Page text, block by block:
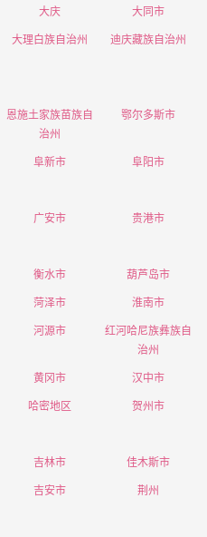
大庆
大同市
大理白族自治州
迪庆藏族自治州
恩施土家族苗族自
治州
鄂尔多斯市
阜新市
阜阳市
广安市
贵港市
衡水市
葫芦岛市
菏泽市
淮南市
河源市
红河哈尼族彝族自
治州
黄冈市
汉中市
哈密地区
贺州市
吉林市
佳木斯市
吉安市
荆州